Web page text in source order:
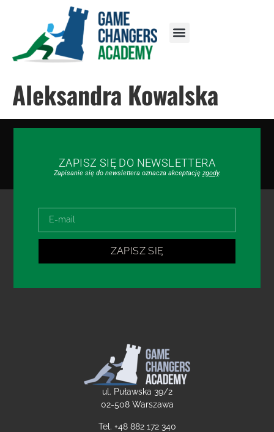
Aleksandra Kowalska
ZAPISZ SIĘ DO NEWSLETTERA
Zapisanie się do newslettera oznacza akceptację zgody.
ZAPISZ SIĘ
ul. Puławska 39/2
02-508 Warszawa
Tel. +48 882 172 340